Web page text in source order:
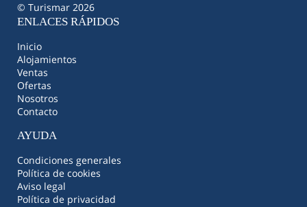
© Turismar 2026
ENLACES RÁPIDOS
Inicio
Alojamientos
Ventas
Ofertas
Nosotros
Contacto
AYUDA
Condiciones generales
Política de cookies
Aviso legal
Política de privacidad